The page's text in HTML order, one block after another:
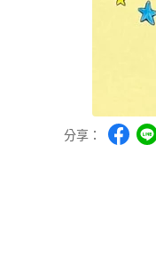
分享：